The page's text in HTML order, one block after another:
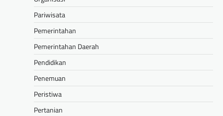
Pariwisata
Pemerintahan
Pemerintahan Daerah
Pendidikan
Penemuan
Peristiwa
Pertanian